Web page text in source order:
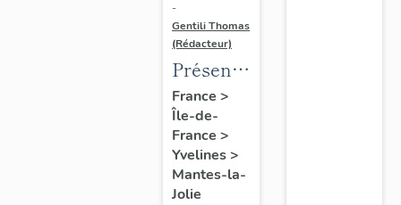
-
Gentili Thomas
(Rédacteur)
Présentation
de
l'étude
France >
Île-de-
France >
Yvelines>
Mantes-la-
Jolie